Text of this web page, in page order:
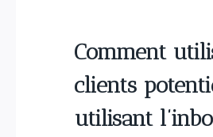
Comment
clients
utilisant